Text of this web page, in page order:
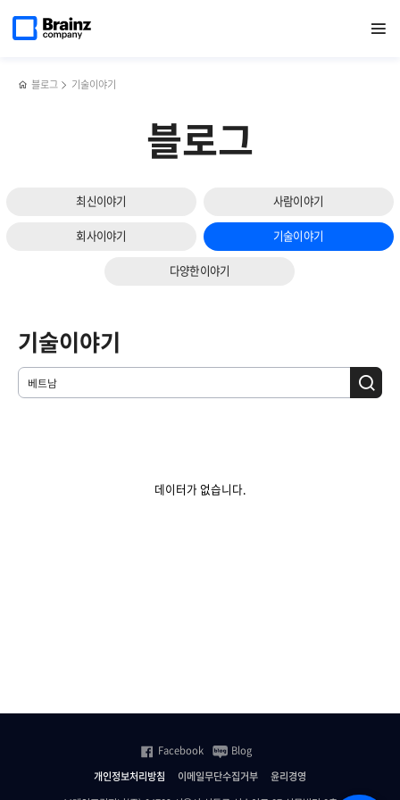
열기
페이지로
블로그 기술이야기
블로그
최신이야기 사람이야기
회사이야기 기술이야기
다양한이야기
기술이야기
데이터가 없습니다.
개인정보처리방침 이메일무단수집거부
윤리경영
Facebook Blog